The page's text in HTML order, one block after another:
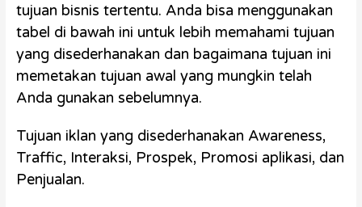
tujuan bisnis tertentu. Anda bisa menggunakan
tabel di bawah ini untuk lebih memahami tujuan
yang disederhanakan dan bagaimana tujuan ini
memetakan tujuan awal yang mungkin telah
Anda gunakan sebelumnya.
Tujuan iklan yang disederhanakan Awareness,
Traffic, Interaksi, Prospek, Promosi aplikasi, dan
Penjualan.